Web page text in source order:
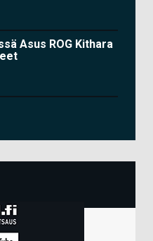
Asus ROG Kithara